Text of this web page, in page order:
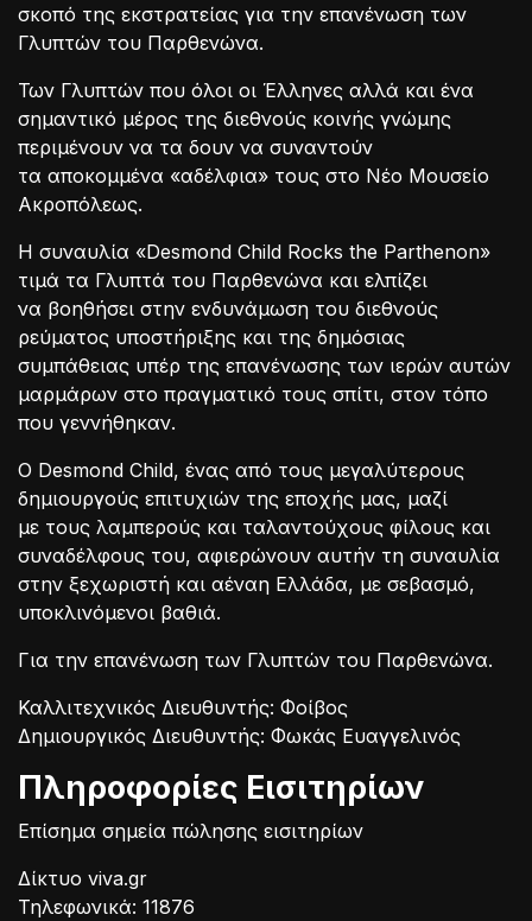
σκοπό της εκστρατείας για την επανένωση των
Γλυπτών του Παρθενώνα.
Των Γλυπτών που όλοι οι Έλληνες αλλά και ένα
σημαντικό μέρος της διεθνούς κοινής γνώμης
περιμένουν να τα δουν να συναντούν
τα αποκομμένα «αδέλφια» τους στο Νέο Μουσείο
Ακροπόλεως.
Η συναυλία «Desmond Child Rocks the Parthenon»
τιμά τα Γλυπτά του Παρθενώνα και ελπίζει
να βοηθήσει στην ενδυνάμωση του διεθνούς
ρεύματος υποστήριξης και της δημόσιας
συμπάθειας υπέρ της επανένωσης των ιερών αυτών
μαρμάρων στο πραγματικό τους σπίτι, στον τόπο
που γεννήθηκαν.
Ο Desmond Child, ένας από τους μεγαλύτερους
δημιουργούς επιτυχιών της εποχής μας, μαζί
με τους λαμπερούς και ταλαντούχους φίλους και
συναδέλφους του, αφιερώνουν αυτήν τη συναυλία
στην ξεχωριστή και αέναη Ελλάδα, με σεβασμό,
υποκλινόμενοι βαθιά.
Για την επανένωση των Γλυπτών του Παρθενώνα.
Καλλιτεχνικός Διευθυντής: Φοίβος
Δημιουργικός Διευθυντής: Φωκάς Ευαγγελινός
Πληροφορίες Εισιτηρίων
Επίσημα σημεία πώλησης εισιτηρίων
Δίκτυο viva.gr
Τηλεφωνικά: 11876